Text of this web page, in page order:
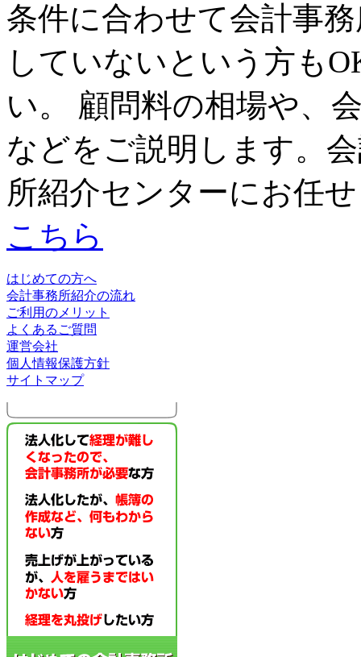
条件に合わせて会計事
していないという方も
い。 顧問料の相場や、
などをご説明します。
所紹介センターにお任
こちら
はじめての方へ
会計事務所紹介の流れ
ご利用のメリット
よくあるご質問
運営会社
個人情報保護方針
サイトマップ